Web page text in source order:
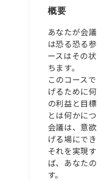
概要
あなたが会
は恐る恐る
ースはその
ちます。
このコース
げるために
の利益と目
とは何かに
会議は、意
げる場にでき
それを実現
ば、あなた
す。